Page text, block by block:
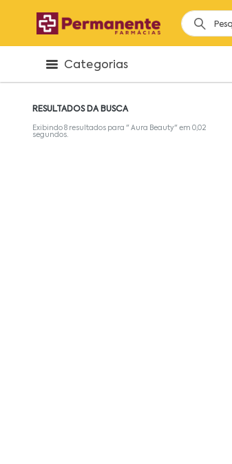
Categorias
RESULTADOS DA BUSCA
Exibindo 8 resultados para " Aura Beauty" em 0,02
segundos.